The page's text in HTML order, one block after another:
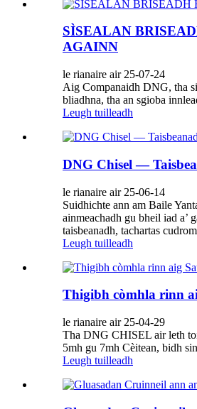
SÌSEALAN
AGAINN
le rianaire air 25-07-24
Aig Companaidh DNG, tha
bliadhna, tha an sgioba
Leugh tuilleadh
DNG Chisel —
le rianaire air 25-06-14
Suidhichte ann am Baile
ainmeachadh gu bheil iad
taisbeanadh, tachartas
Leugh tuilleadh
Thigibh còmhla rinn
le rianaire air 25-04-29
Tha DNG CHISEL air leth
5mh gu 7mh Cèitean, bidh
Leugh tuilleadh